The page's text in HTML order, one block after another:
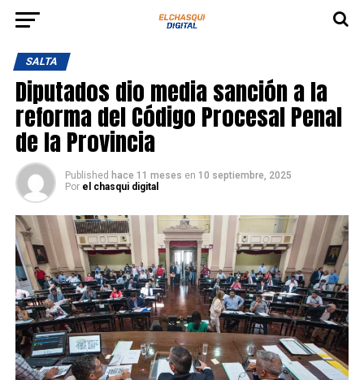
SALTA
Diputados dio media sanción a la
reforma del Código Procesal Penal
de la Provincia
Published hace 11 meses en 10 septiembre, 2025
Por el chasqui digital